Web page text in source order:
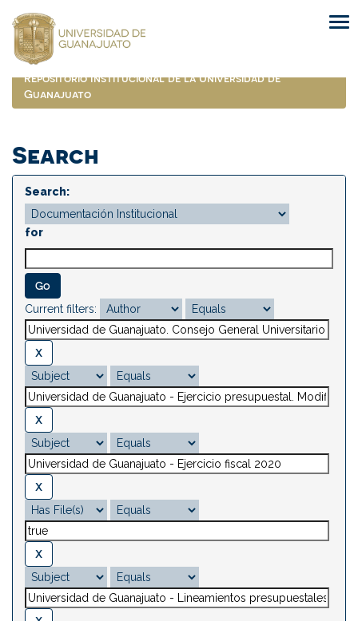
navigation
Repositorio Institucional de la Universidad de
Guanajuato
Search
Search:
for
Current filters: